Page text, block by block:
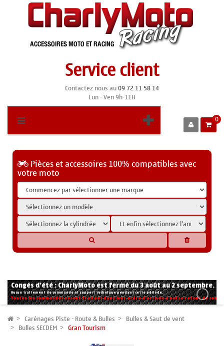
Service client
Contactez nous au09 72 11 58 14
Lun - Ven 9h-11H
0
Pièces et accessoires 100% compatibles avec
votre moto
Congés d'été : CharlyMoto est fermé du 3 août au 2 septembre.
Aucun traitement de commande ni support technique pendant cette période.
Toutes les commandes seront traitées dans leur ordre d'arrivée à notre retour de
Carénages Piste - Route & Bulles Bulles & Saut de vent
Bulles SECDEM Gran Tourism